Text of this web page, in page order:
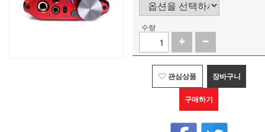
수량
관심상품 장바구니
구매하기